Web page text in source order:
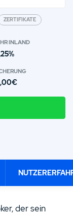
ZERTIFIKATE
INLAND
der sein